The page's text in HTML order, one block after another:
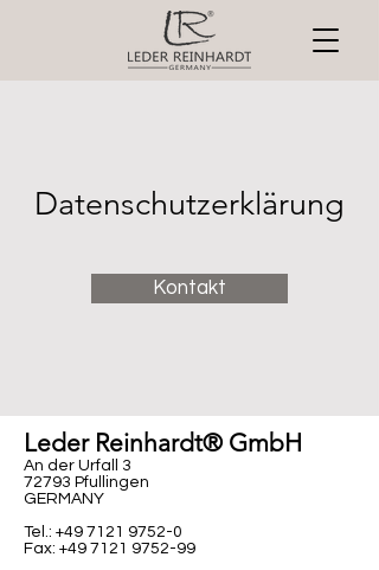
Datenschutzerklärung
Kontakt
Leder Reinhardt® GmbH
An der Urfall 3
72793 Pfullingen
GERMANY
Tel.: +49 7121 9752-0
Fax: +49 7121 9752-99